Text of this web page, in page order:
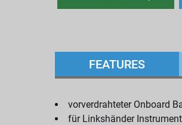
FEATURES
vorverdrahteter Onboard
für Linkshänder